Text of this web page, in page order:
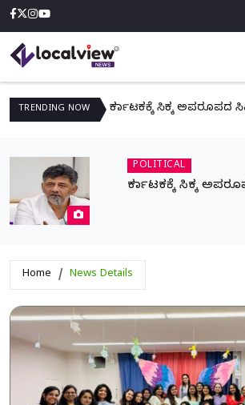
TRENDING NOW ಕರ್ನಾಟಕಕ್ಕೆ ಸಿಕ್ಕ ಅಪರೂಪದ
POLITICAL
ಕರ್ನಾಟಕಕ್ಕೆ ಸಿಕ್ಕ
Home News Details